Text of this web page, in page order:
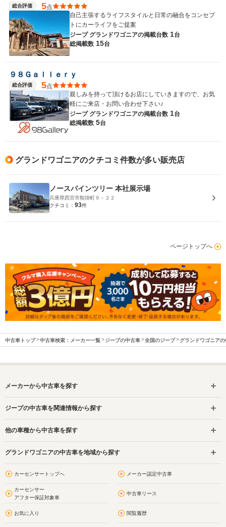
総合評価 5点
自己主張するライフスタイルと日常の融合をコンセプ
トにカーライフをご提案
ジープ グランドワゴニアの掲載台数 1台
総掲載数 15台
９８Ｇａｌｌｅｒｙ
総合評価 5点
親しみを持って頂けるお店にしていきますので、お気
軽にご来店・お問い合わせ下さい♪
ジープ グランドワゴニアの掲載台数 1台
総掲載数 5台
グランドワゴニアのクチコミ件数が多い販売店
ノースパインツリー 本社展示場
兵庫県西宮市鞍掛町９－２２
クチコミ： 93件
ページトップへ
中古車トップ 中古車検索：メーカー一覧 ジープの中古車 全国のジープ グランドワゴニア
メーカーから中古車を探す
ジープの中古車を関連情報から探す
他の車種から中古車を探す
グランドワゴニアの中古車を地域から探す
カーセンサートップへ メーカー認定中古車
カーセンサー
アフター保証対象車
中古車リース
お気に入り 閲覧履歴